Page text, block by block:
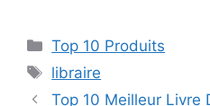
Top 10 Produits
libraire
Top 10 Meilleur Livre